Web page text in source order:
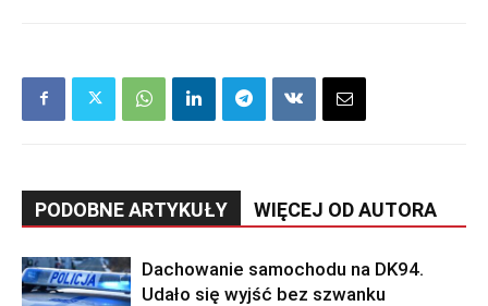
PODOBNE ARTYKUŁY WIĘCEJ OD AUTORA
Dachowanie samochodu na DK94.
Udało się wyjść bez szwanku